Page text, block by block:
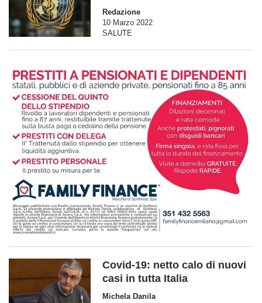
Redazione
10 Marzo 2022
SALUTE
Covid-19: netto calo di nuovi
casi in tutta Italia
Michela Danila